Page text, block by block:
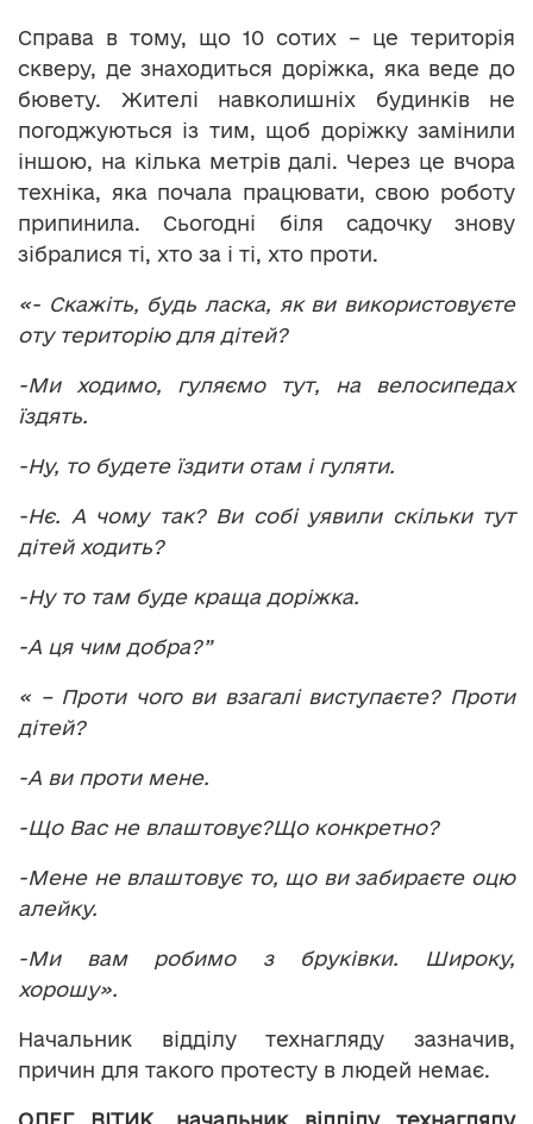
Справа в тому, що 10 сотих – це територія
скверу, де знаходиться доріжка, яка веде до
бювету. Жителі навколишніх будинків не
погоджуються із тим, щоб доріжку замінили
іншою, на кілька метрів далі. Через це вчора
техніка, яка почала працювати, свою роботу
припинила. Сьогодні біля садочку знову
зібралися ті, хто за і ті, хто проти.
«- Скажіть, будь ласка, як ви використовуєте
оту територію для дітей?
-Ми ходимо, гуляємо тут, на велосипедах
їздять.
-Ну, то будете їздити отам і гуляти.
-Нє. А чому так? Ви собі уявили скільки тут
дітей ходить?
-Ну то там буде краща доріжка.
-А ця чим добра?”
« – Проти чого ви взагалі виступаєте? Проти
дітей?
-А ви проти мене.
-Що Вас не влаштовує?Що конкретно?
-Мене не влаштовує то, що ви забираєте оцю
алейку.
-Ми вам робимо з бруківки. Широку,
хорошу».
Начальник відділу технагляду зазначив,
причин для такого протесту в людей немає.